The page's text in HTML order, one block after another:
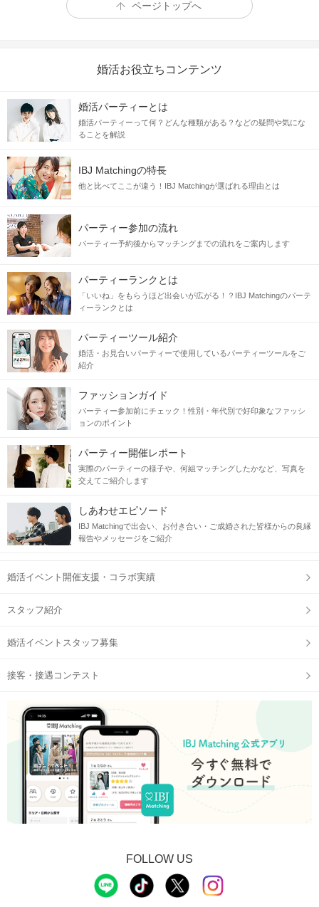
ページトップへ
婚活お役立ちコンテンツ
婚活パーティーとは
婚活パーティーって何？どんな種類がある？などの疑問や気にな
ることを解説
IBJ Matchingの特長
他と比べてここが違う！IBJ Matchingが選ばれる理由とは
パーティー参加の流れ
パーティー予約後からマッチングまでの流れをご案内します
パーティーランクとは
「いいね」をもらうほど出会いが広がる！？IBJ Matchingのパーテ
ィーランクとは
パーティーツール紹介
婚活・お見合いパーティーで使用しているパーティーツールをご
紹介
ファッションガイド
パーティー参加前にチェック！性別・年代別で好印象なファッシ
ョンのポイント
パーティー開催レポート
実際のパーティーの様子や、何組マッチングしたかなど、写真を
交えてご紹介します
しあわせエピソード
IBJ Matchingで出会い、お付き合い・ご成婚された皆様からの良縁
報告やメッセージをご紹介
婚活イベント開催支援・コラボ実績
スタッフ紹介
婚活イベントスタッフ募集
接客・接遇コンテスト
FOLLOW US